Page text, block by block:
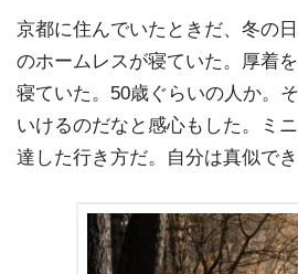
京都に住んでいたときだ、冬の
のホームレスが寝ていた。厚着
寝ていた。50歳ぐらいの人か。
いけるのだなと感心もした。ミ
達した行き方だ。自分は真似でき